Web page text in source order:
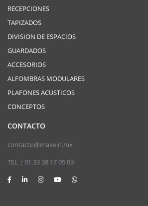
RECEPCIONES
TAPIZADOS
DIVISION DE ESPACIOS
GUARDADOS
ACCESORIOS
ALFOMBRAS MODULARES
PLAFONES ACUSTICOS
CONCEPTOS
CONTACTO
contacto@makein.mx
TEL | 01 33 38 17 05 09